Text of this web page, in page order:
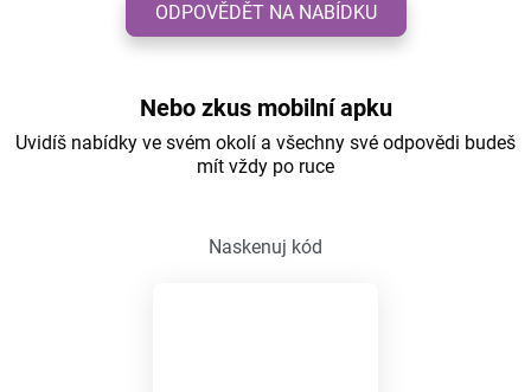
ODPOVĚDĚT NA NABÍDKU
Nebo zkus mobilní apku
Uvidíš nabídky ve svém okolí a všechny své odpovědi budeš
mít vždy po ruce
Naskenuj kód